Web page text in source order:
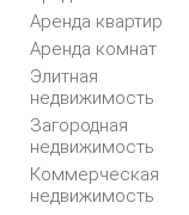
Аренда квартир
Аренда комнат
Элитная
недвижимость
Загородная
недвижимость
Коммерческая
недвижимость